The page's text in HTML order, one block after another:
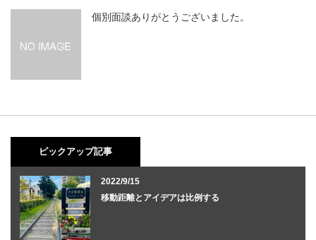
個別面談ありがとうございました。
ピックアップ記事
2022/9/15
移動距離とアイデアは比例する